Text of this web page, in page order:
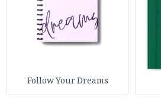
Follow Your Dreams